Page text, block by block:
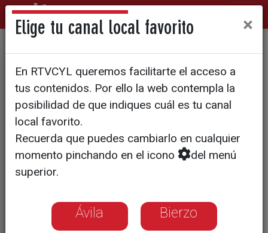
Castilla y León mantiene 20
deducciones clave en la
nueva campaña de la Renta
Un millón de contribuyentes castellanos
y leoneses tienen 83 días para
presentar su declaración, con el foco
y familia numerosa
Elige tu canal local favorito ×
En RTVCYL queremos facilitarte el acceso a
tus contenidos. Por ello la web contempla la
posibilidad de que indiques cuál es tu canal
local favorito.
Recuerda que puedes cambiarlo en cualquier
momento pinchando en el icono
del menú
superior.
Ávila Bierzo